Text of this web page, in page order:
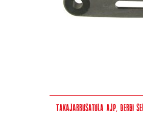
Takajarrusatula AJP, Derbi